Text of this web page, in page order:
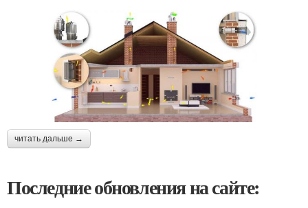
читать дальше →
Последние обновления на сайте: